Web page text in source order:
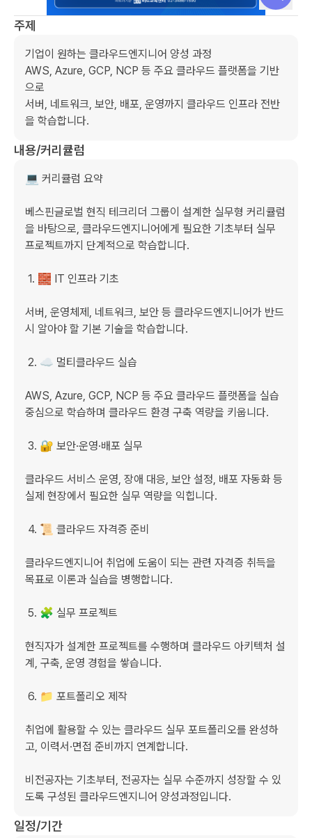
주제
기업이 원하는 클라우드엔지니어 양성 과정
AWS, Azure, GCP, NCP 등 주요 클라우드 플랫폼을 기반
으로
서버, 네트워크, 보안, 배포, 운영까지 클라우드 인프라 전반
을 학습합니다.
내용/커리큘럼
💻 커리큘럼 요약
베스핀글로벌 현직 테크리더 그룹이 설계한 실무형 커리큘럼
을 바탕으로, 클라우드엔지니어에게 필요한 기초부터 실무
프로젝트까지 단계적으로 학습합니다.
서버, 운영체제, 네트워크, 보안 등 클라우드엔지니어가 반드
시 알아야 할 기본 기술을 학습합니다.
AWS, Azure, GCP, NCP 등 주요 클라우드 플랫폼을 실습
중심으로 학습하며 클라우드 환경 구축 역량을 키웁니다.
클라우드 서비스 운영, 장애 대응, 보안 설정, 배포 자동화 등
실제 현장에서 필요한 실무 역량을 익힙니다.
클라우드엔지니어 취업에 도움이 되는 관련 자격증 취득을
목표로 이론과 실습을 병행합니다.
현직자가 설계한 프로젝트를 수행하며 클라우드 아키텍처 설
계, 구축, 운영 경험을 쌓습니다.
취업에 활용할 수 있는 클라우드 실무 포트폴리오를 완성하
고, 이력서·면접 준비까지 연계합니다.
비전공자는 기초부터, 전공자는 실무 수준까지 성장할 수 있
일정/기간